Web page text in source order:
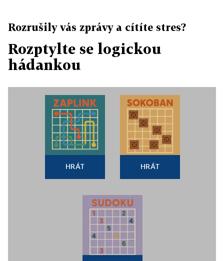
Rozrušily vás zprávy a cítíte stres?
Rozptylte se logickou
hádankou
HRÁT HRÁT